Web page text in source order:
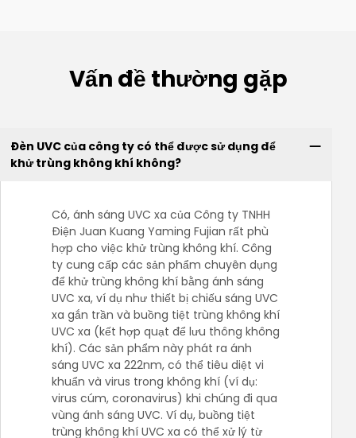
Vấn đề thường gặp
Đèn UVC của công ty có thể được sử dụng để
khử trùng không khí không?
Có, ánh sáng UVC xa của Công ty TNHH
Điện Juan Kuang Yaming Fujian rất phù
hợp cho việc khử trùng không khí. Công
ty cung cấp các sản phẩm chuyên dụng
để khử trùng không khí bằng ánh sáng
UVC xa, ví dụ như thiết bị chiếu sáng UVC
xa gắn trần và buồng tiệt trùng không khí
UVC xa (kết hợp quạt để lưu thông không
khí). Các sản phẩm này phát ra ánh
sáng UVC xa 222nm, có thể tiêu diệt vi
khuẩn và virus trong không khí (ví dụ:
virus cúm, coronavirus) khi chúng đi qua
vùng ánh sáng UVC. Ví dụ, buồng tiệt
trùng không khí UVC xa có thể xử lý từ